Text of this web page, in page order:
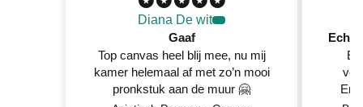
Diana De wit
Gaaf
Top canvas heel blij mee, nu mij
kamer helemaal af met zo’n mooi
pronkstuk aan de muur 🤗
En